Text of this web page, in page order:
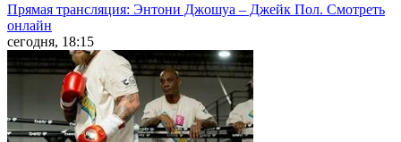
Прямая трансляция: Энтони Джошуа – Джейк Пол. Смотреть
онлайн
сегодня, 18:15